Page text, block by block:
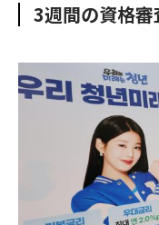
o
e
3週間の資格